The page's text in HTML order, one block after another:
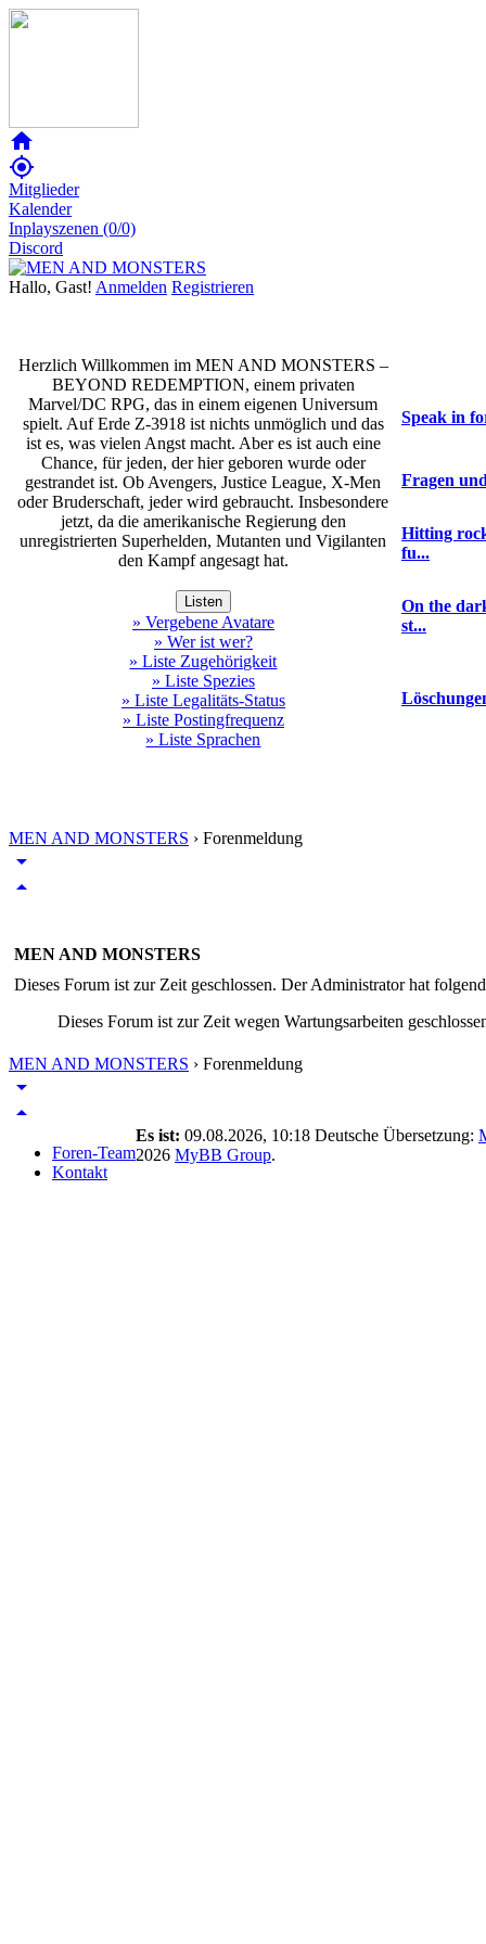
home
my_location
Mitglieder
Kalender
Inplayszenen (0/0)
Discord
Hallo, Gast! Anmelden Registrieren
Herzlich Willkommen im MEN AND MONSTERS –
BEYOND REDEMPTION, einem privaten
Marvel/DC RPG, das in einem eigenen Universum
spielt. Auf Erde Z-3918 ist nichts unmöglich und das
ist es, was vielen Angst macht. Aber es ist auch eine
Chance, für jeden, der hier geboren wurde oder
gestrandet ist. Ob Avengers, Justice League, X-Men
oder Bruderschaft, jeder wird gebraucht. Insbesondere
jetzt, da die amerikanische Regierung den
unregistrierten Superhelden, Mutanten und Vigilanten
den Kampf angesagt hat.
Listen
» Vergebene Avatare
» Wer ist wer?
» Liste Zugehörigkeit
» Liste Spezies
» Liste Legalitäts-Status
» Liste Postingfrequenz
» Liste Sprachen
Speak in
Fragen
Hitting
fu...
On the
st...
MEN AND MONSTERS › Forenmeldung
arrow_drop_down
arrow_drop_up
MEN AND MONSTERS
Dieses Forum ist zur Zeit geschlossen. Der Administrator hat
Dieses Forum ist zur Zeit wegen Wartungsarbeiten
MEN AND MONSTERS › Forenmeldung
arrow_drop_down
arrow_drop_up
Foren-Team
Kontakt
Es ist: 09.08.2026, 10:18 Deutsche Übersetzung:
2026 MyBB Group.